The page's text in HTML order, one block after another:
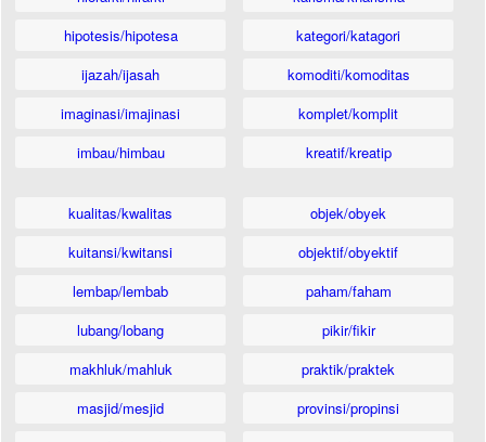
hipotesis/hipotesa
ijazah/ijasah
imaginasi/imajinasi
imbau/himbau
kategori/katagori
komoditi/komoditas
komplet/komplit
kreatif/kreatip
kualitas/kwalitas
kuitansi/kwitansi
lembap/lembab
lubang/lobang
makhluk/mahluk
masjid/mesjid
objek/obyek
objektif/obyektif
paham/faham
pikir/fikir
praktik/praktek
provinsi/propinsi